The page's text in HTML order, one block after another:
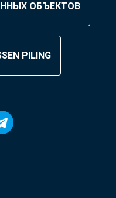
ОБЪЕКТОВ
PILING